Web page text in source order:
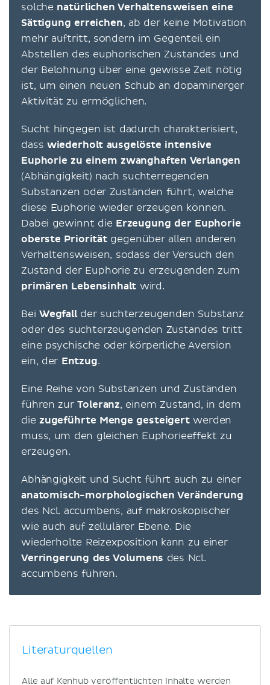
solche natürlichen Verhaltensweisen eine
Sättigung erreichen, ab der keine Motivation
mehr auftritt, sondern im Gegenteil ein
Abstellen des euphorischen Zustandes und
der Belohnung über eine gewisse Zeit nötig
ist, um einen neuen Schub an dopaminerger
Aktivität zu ermöglichen.
Sucht hingegen ist dadurch charakterisiert,
dass wiederholt ausgelöste intensive
Euphorie zu einem zwanghaften Verlangen
(Abhängigkeit) nach suchterregenden
Substanzen oder Zuständen führt, welche
diese Euphorie wieder erzeugen können.
Dabei gewinnt die Erzeugung der Euphorie
oberste Prioritätgegenüber allen anderen
Verhaltensweisen, sodass der Versuch den
Zustand der Euphorie zu erzeugenden zum
primären Lebensinhalt wird.
Bei Wegfallder suchterzeugenden Substanz
oder des suchterzeugenden Zustandes tritt
eine psychische oder körperliche Aversion
ein, der Entzug.
Eine Reihe von Substanzen und Zuständen
führen zurToleranz, einem Zustand, in dem
die zugeführte Menge gesteigertwerden
muss, um den gleichen Euphorieeffekt zu
erzeugen.
Abhängigkeit und Sucht führt auch zu einer
anatomisch-morphologischen Veränderung
des Ncl. accumbens, auf makroskopischer
wie auch auf zellulärer Ebene. Die
wiederholte Reizexposition kann zu einer
Verringerung des Volumens des Ncl.
accumbens führen.
Literaturquellen
Alle auf Kenhub veröffentlichten Inhalte werden